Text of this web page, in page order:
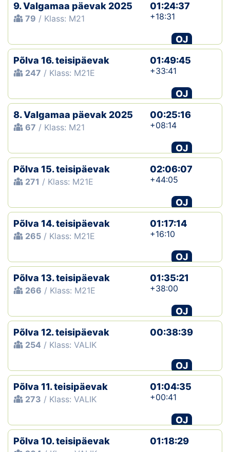
9. Valgamaa päevak 2025
79 / Klass: M21
01:24:37
+18:31
OJ
Põlva 16. teisipäevak
247 / Klass: M21E
01:49:45
+33:41
OJ
8. Valgamaa päevak 2025
67 / Klass: M21
00:25:16
+08:14
OJ
Põlva 15. teisipäevak
271 / Klass: M21E
02:06:07
+44:05
OJ
Põlva 14. teisipäevak
265 / Klass: M21E
01:17:14
+16:10
OJ
Põlva 13. teisipäevak
266 / Klass: M21E
01:35:21
+38:00
OJ
Põlva 12. teisipäevak
254 / Klass: VALIK
00:38:39
OJ
Põlva 11. teisipäevak
273 / Klass: VALIK
01:04:35
+00:41
OJ
Põlva 10. teisipäevak
01:18:29